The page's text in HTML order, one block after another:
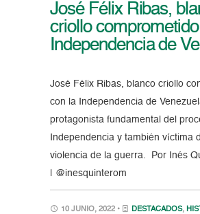
José Félix Ribas,
criollo
Independencia de
José Félix Ribas, blanco criollo
con la Independencia de
protagonista fundamental del
Independencia y también víctima
violencia de la guerra. Por Inés
| @inesquinterom
10 JUNIO, 2022 • DESTACADOS,